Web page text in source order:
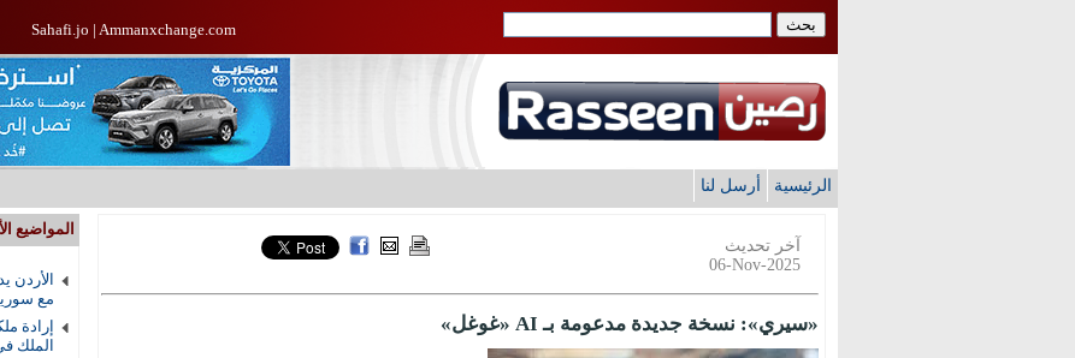
Sahafi.jo | Ammanxchange.com
الرئيسية أرسل لنا
المواضيع
الأردن
مع
إرادة
الملك
آخر تحديث
06-Nov-2025
«سيري»: نسخة جديدة مدعومة بـ AI «غوغل»